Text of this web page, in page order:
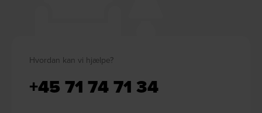
Hvordan kan vi hjælpe?
+45 71 74 71 34